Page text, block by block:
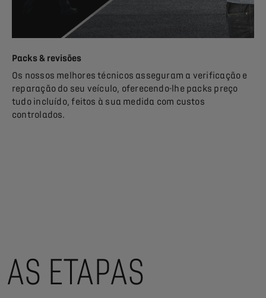
Packs & revisões
Os nossos melhores técnicos asseguram a verificação e
reparação do seu veículo, oferecendo-lhe packs preço
tudo incluído, feitos à sua medida com custos
controlados.
ETAPAS